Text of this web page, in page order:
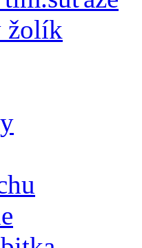
žolík